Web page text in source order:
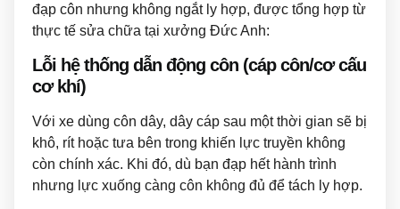
đạp côn nhưng không ngắt ly hợp, được tổng hợp từ
thực tế sửa chữa tại xưởng Đức Anh:
Lỗi hệ thống dẫn động côn (cáp côn/cơ cấu
cơ khí)
Với xe dùng côn dây, dây cáp sau một thời gian sẽ bị
khô, rít hoặc tưa bên trong khiến lực truyền không
còn chính xác. Khi đó, dù bạn đạp hết hành trình
nhưng lực xuống càng côn không đủ để tách ly hợp.